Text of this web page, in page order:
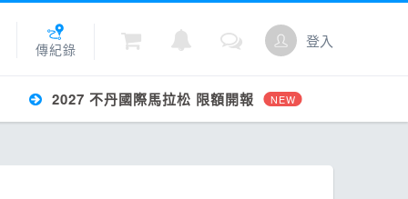
傳紀錄 登入
2027 不丹國際馬拉松 限額開報 NEW